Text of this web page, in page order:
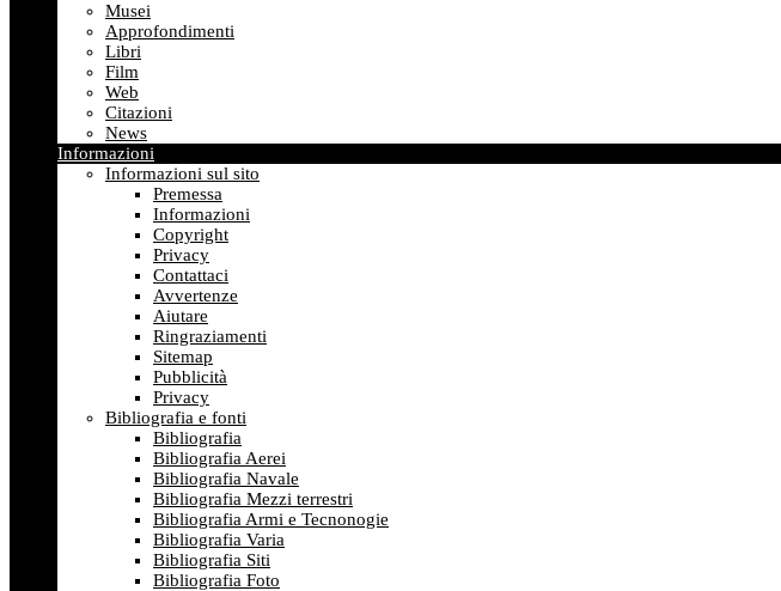
Musei
Approfondimenti
Libri
Film
Web
Citazioni
News
Informazioni
Informazioni sul sito
Premessa
Informazioni
Copyright
Privacy
Contattaci
Avvertenze
Aiutare
Ringraziamenti
Sitemap
Pubblicità
Privacy
Bibliografia e fonti
Bibliografia
Bibliografia Aerei
Bibliografia Navale
Bibliografia Mezzi terrestri
Bibliografia Armi e Tecnonogie
Bibliografia Varia
Bibliografia Siti
Bibliografia Foto